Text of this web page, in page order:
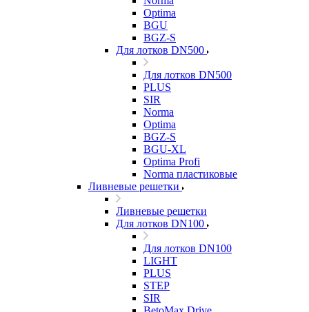
Optima
BGU
BGZ-S
Для лотков DN500
Для лотков DN500
PLUS
SIR
Norma
Optima
BGZ-S
BGU-XL
Optima Profi
Norma пластиковые
Ливневые решетки
Ливневые решетки
Для лотков DN100
Для лотков DN100
LIGHT
PLUS
STEP
SIR